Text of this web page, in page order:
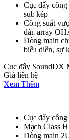
Cục đẩy công
sub kép
Công suất
dàn array
Dòng main
biểu diễn, sự
Cục đẩy SoundDX
Giá liên hệ
Xem Thêm
Cục đẩy công
Mạch Class H
Dòng main